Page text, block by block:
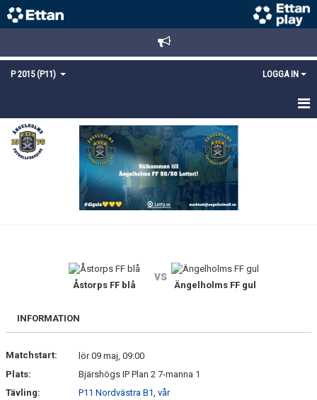
P 2015 (P11) LOGGA IN
HEM
NYHETER
Åstorps FF blå
vs
Ängelholms FF gul
INFORMATION
Matchstart:
lör 09 maj, 09:00
Plats:
Bjärshögs IP Plan 2 7-manna 1
Tävling:
P11 Nordvästra B1, vår